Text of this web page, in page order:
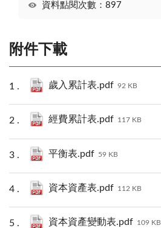
資料點閱次數：897
附件下載
歲入累計表.pdf 92 KB
經費累計表.pdf 117 KB
平衡表.pdf 59 KB
資本資產表.pdf 112 KB
資本資產變動表.pdf 109 KB